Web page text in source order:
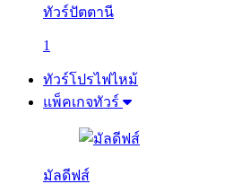
ทัวร์ปัตตานี
1
ทัวร์โปรไฟไหม้
แพ็คเกจทัวร์
มัลดีฟส์